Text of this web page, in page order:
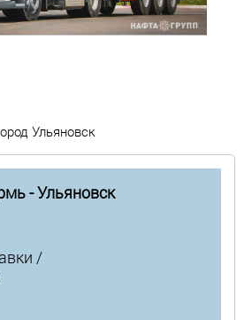
Ульяновск
- Ульяновск
/